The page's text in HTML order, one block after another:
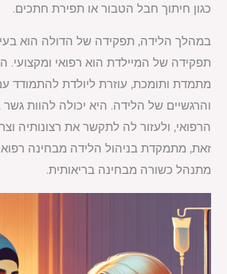
כגון חיתוך חבל הטבור או תפירת חתכים.
במהלך הלידה, תפקידה של הדולה הוא
תפקידה של המיילדת הוא רפואי ומקצועי.
מתמדת ותומכת, עוזרת ליולדת להתמודד
והרגשיים של הלידה. היא יכולה להוות גשר
הרפואי, ולעזור לה לתקשר את רצונותיה
זאת, מתמקדת בניהול הלידה מבחינה
מתנהל כשורה מבחינה בריאותית.